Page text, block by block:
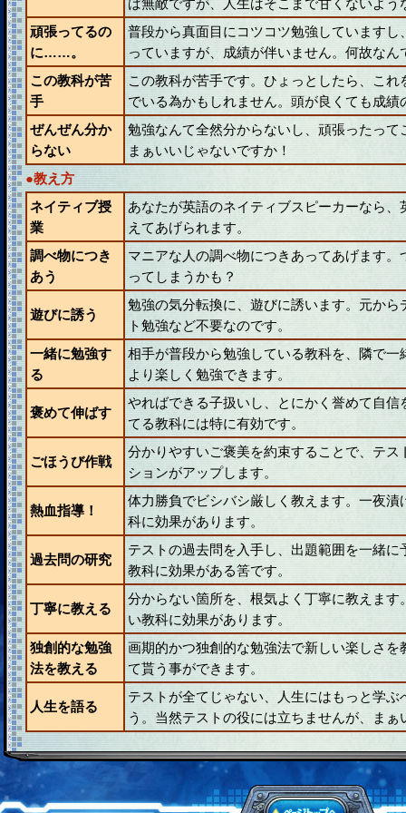
ば無敵ですが、人生はそこまで甘くないよう
頑張ってるの
に……。
普段から真面目にコツコツ勉強しています
っていますが、成績が伴いません。何故なん
この教科が苦
手
この教科が苦手です。ひょっとしたら、こ
でいる為かもしれません。頭が良くても成
ぜんぜん分か
らない
勉強なんて全然分からないし、頑張ったっ
まぁいいじゃないですか！
●教え方
ネイティブ授
業
あなたが英語のネイティブスピーカーなら
えてあげられます。
調べ物につき
あう
マニアな人の調べ物につきあってあげます
ってしまうかも？
遊びに誘う
勉強の気分転換に、遊びに誘います。元か
ト勉強など不要なのです。
一緒に勉強す
る
相手が普段から勉強している教科を、隣で
より楽しく勉強できます。
褒めて伸ばす
やればできる子扱いし、とにかく誉めて自
てる教科には特に有効です。
ごほうび作戦
分かりやすいご褒美を約束することで、テ
ションがアップします。
熱血指導！
体力勝負でビシバシ厳しく教えます。一夜
科に効果があります。
過去問の研究
テストの過去問を入手し、出題範囲を一緒
教科に効果がある筈です。
丁寧に教える
分からない箇所を、根気よく丁寧に教えま
い教科に効果があります。
独創的な勉強
法を教える
画期的かつ独創的な勉強法で新しい楽しさ
て貰う事ができます。
人生を語る
テストが全てじゃない、人生にはもっと学
う。当然テストの役には立ちませんが、まぁ